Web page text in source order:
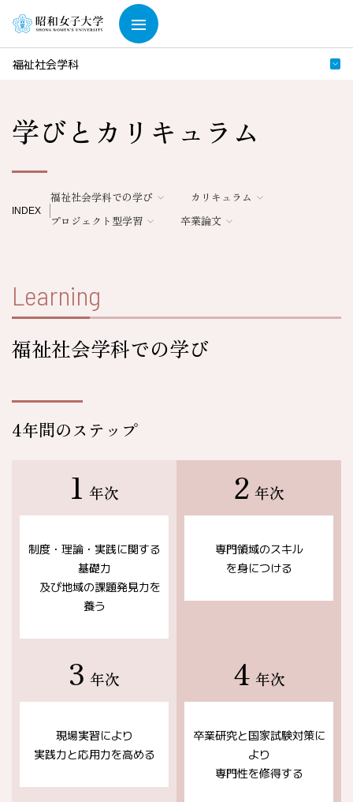
福祉社会学科
学びとカリキュラム
INDEX
福祉社会学科での学び
カリキュラム
プロジェクト型学習
卒業論文
Learning
福祉社会学科での学び
4年間のステップ
1 年次
制度・理論・実践に関する
基礎力
及び地域の課題発見力を
養う
2 年次
専門領域のスキル
を身につける
3 年次
現場実習により
実践力と応用力を高める
4 年次
卒業研究と国家試験対策に
より
専門性を修得する